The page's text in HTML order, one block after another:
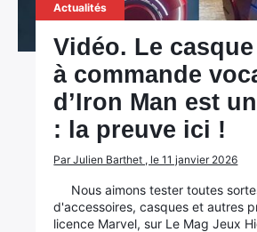
Actualités
Vidéo. Le
à commande
d’Iron Man est
: la preuve ici !
Par Julien Barthet , le 11 janvier 2026
Nous aimons tester toutes
d'accessoires, casques et autres
licence Marvel, sur Le Mag Jeux